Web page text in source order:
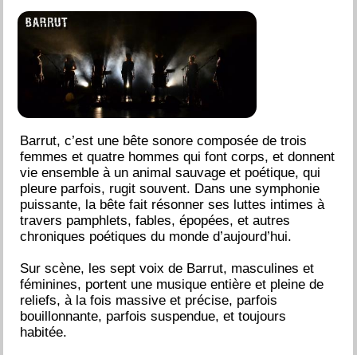
Barrut, c’est une bête sonore composée de trois
femmes et quatre hommes qui font corps, et donnent
vie ensemble à un animal sauvage et poétique, qui
pleure parfois, rugit souvent. Dans une symphonie
puissante, la bête fait résonner ses luttes intimes à
travers pamphlets, fables, épopées, et autres
chroniques poétiques du monde d’aujourd’hui.
Sur scène, les sept voix de Barrut, masculines et
féminines, portent une musique entière et pleine de
reliefs, à la fois massive et précise, parfois
bouillonnante, parfois suspendue, et toujours
habitée.